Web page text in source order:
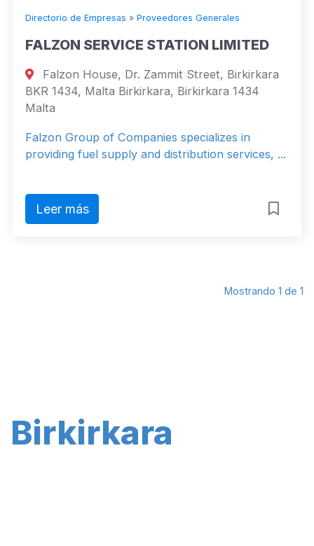
Directorio de Empresas » Proveedores Generales
FALZON SERVICE STATION LIMITED
Falzon House, Dr. Zammit Street, Birkirkara
BKR 1434, Malta Birkirkara, Birkirkara 1434
Malta
Falzon Group of Companies specializes in
providing fuel supply and distribution services, ...
Leer más
Mostrando 1 de 1
Birkirkara